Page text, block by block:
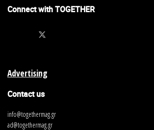
Connect with TOGETHER
Advertising
Contact us
info@togethermag.gr
ad@togethermag.gr